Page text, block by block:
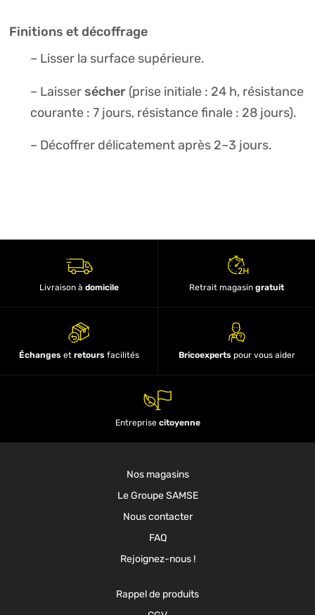
Finitions et décoffrage
– Lisser la surface supérieure.
– Laisser sécher(prise initiale : 24 h, résistance
courante : 7 jours, résistance finale : 28 jours).
– Décoffrer délicatement après 2–3 jours.
Livraison à domicile Retrait magasin gratuit
Échanges et retours facilités Bricoexperts pour vous aider
Entreprise citoyenne
Nos magasins
Le Groupe SAMSE
Nous contacter
FAQ
Rejoignez-nous !
Rappel de produits